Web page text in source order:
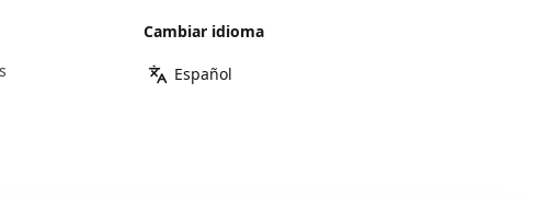
Cambiar idioma